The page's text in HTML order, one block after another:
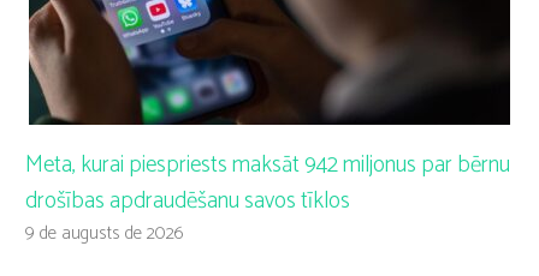
Meta, kurai piespriests maksāt 942 miljonus par bērnu
drošības apdraudēšanu savos tīklos
9 de augusts de 2026